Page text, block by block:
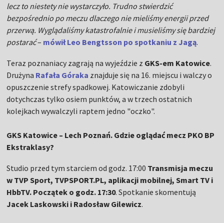
lecz to niestety nie wystarczyło. Trudno stwierdzić
bezpośrednio po meczu dlaczego nie mieliśmy energii przed
przerwą. Wyglądaliśmy katastrofalnie i musieliśmy się bardziej
postarać– mówił Leo Bengtsson po spotkaniu z Jagą.
Teraz poznaniacy zagrają na wyjeździe z GKS-em Katowice.
Drużyna Rafała Góraka znajduje się na 16. miejscu i walczy o
opuszczenie strefy spadkowej. Katowiczanie zdobyli
dotychczas tylko osiem punktów, a w trzech ostatnich
kolejkach wywalczyli raptem jedno "oczko".
GKS Katowice – Lech Poznań. Gdzie oglądać mecz PKO BP
Ekstraklasy?
Studio przed tym starciem od godz. 17:00 Transmisja meczu
w TVP Sport, TVPSPORT.PL, aplikacji mobilnej, Smart TV i
HbbTV. Początek o godz. 17:30. Spotkanie skomentują
Jacek Laskowski i Radosław Gilewicz.